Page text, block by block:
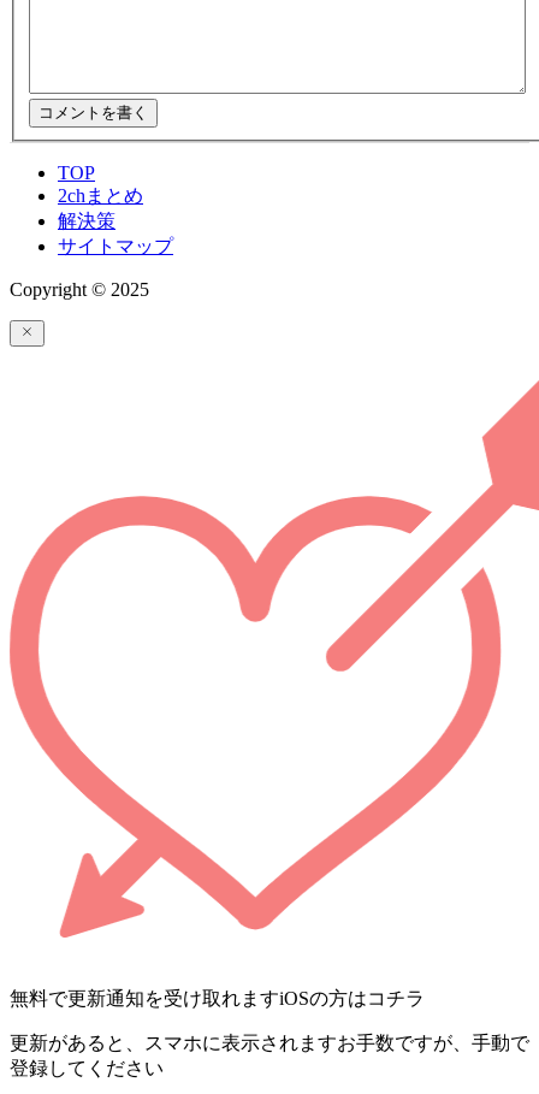
TOP
2chまとめ
解決策
サイトマップ
Copyright © 2025
無料で更新通知を受け取れますiOSの方はコチラ
更新があると、スマホに表示されますお手数ですが、手動で
登録してください